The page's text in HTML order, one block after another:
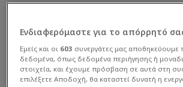
Ενδιαφερόμαστε για το απόρρητό
Εμείς και οι 603 συνεργάτες μας
δεδομένα, όπως δεδομένα περιήγησης ή
στοιχεία, και έχουμε πρόσβαση σε αυτά στη
επιλέξετε Αποδοχή, θα καταστεί δυνατή η